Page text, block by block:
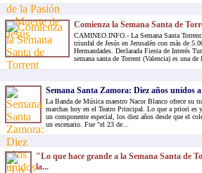
Comienza la Semana Santa de
CAMINEO.INFO.- La Semana Santa
triunfal de Jesús en Jerusalén con más de
Hermandades. Declarada Fiesta de Interés
semana santa de Torrent (Valencia) es una de
Semana Santa Zamora: Diez años unidos
La Banda de Música maestro Nacor Blanco ofrece su
marchas hoy en el Teatro Principal. Lo que a priori es
un componente especial, los diez años desde que el
un escenario. Fue "el 23 de...
"Lo que hace grande a la Semana Santa de
la...